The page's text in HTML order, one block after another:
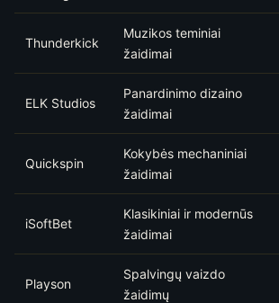
Thunderkick
Muzikos teminiai
žaidimai
ELK Studios
Panardinimo dizaino
žaidimai
Quickspin
Kokybės mechaniniai
žaidimai
iSoftBet
Klasikiniai ir modernūs
žaidimai
Playson
Spalvingų vaizdo
žaidimų